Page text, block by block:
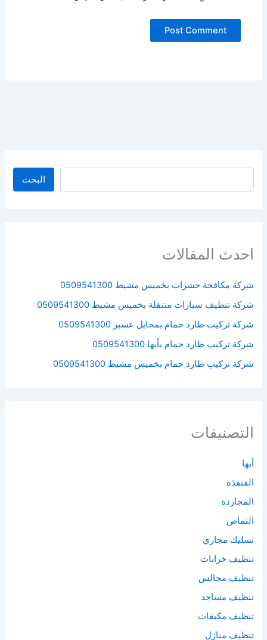
البحث
احدث المقالات
شركة مكافحة حشرات بخميس مشيط 0509541300
شركة تنظيف سيارات متنقلة بخميس مشيط 0509541300
شركة تركيب طارد حمام بمحايل عسير 0509541300
شركة تركيب طارد حمام بأبها 0509541300
شركة تركيب طارد حمام بخميس مشيط 0509541300
التصنيفات
أبها
القنفذة
المجاردة
النماص
تسليك مجاري
تنظيف خزانات
تنظيف مجالس
تنظيف مساجد
تنظيف مكيفات
تنظيف منازل